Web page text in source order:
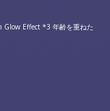
Glow Effect *3 年齢を重ねた